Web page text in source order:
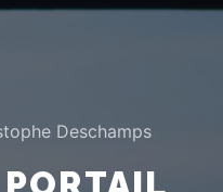
Deschamps